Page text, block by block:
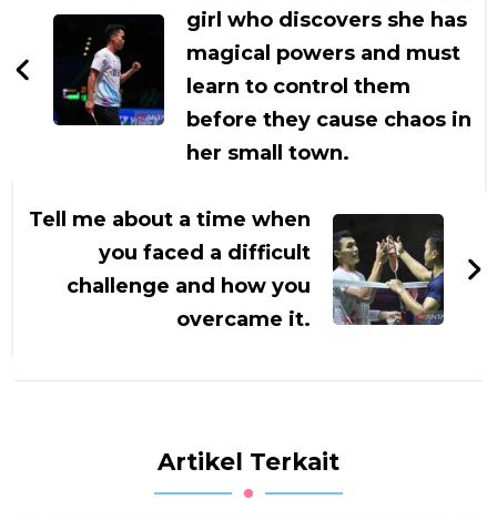
girl who discovers she has
magical powers and must
learn to control them
before they cause chaos in
her small town.
Tell me about a time when
you faced a difficult
challenge and how you
overcame it.
Artikel Terkait